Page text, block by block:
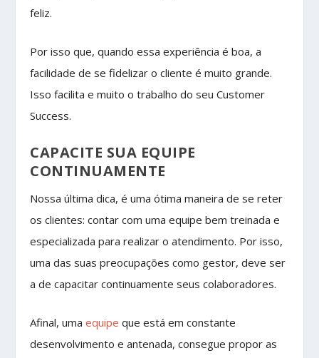
feliz.
Por isso que, quando essa experiência é boa, a
facilidade de se fidelizar o cliente é muito grande.
Isso facilita e muito o trabalho do seu Customer
Success.
CAPACITE SUA EQUIPE
CONTINUAMENTE
Nossa última dica, é uma ótima maneira de se reter
os clientes: contar com uma equipe bem treinada e
especializada para realizar o atendimento. Por isso,
uma das suas preocupações como gestor, deve ser
a de capacitar continuamente seus colaboradores.
Afinal, umaequipe que está em constante
desenvolvimento e antenada, consegue propor as